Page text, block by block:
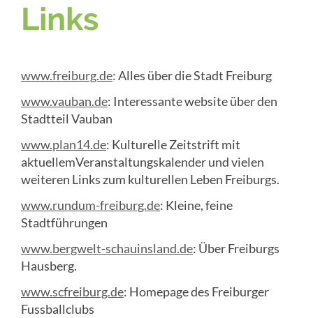
Links
www.freiburg.de: Alles über die Stadt Freiburg
www.vauban.de: Interessante website über den
Stadtteil Vauban
www.plan14.de: Kulturelle Zeitstrift mit
aktuellemVeranstaltungskalender und vielen
weiteren Links zum kulturellen Leben Freiburgs.
www.rundum-freiburg.de: Kleine, feine
Stadtführungen
www.bergwelt-schauinsland.de: Über Freiburgs
Hausberg.
www.scfreiburg.de: Homepage des Freiburger
Fussballclubs